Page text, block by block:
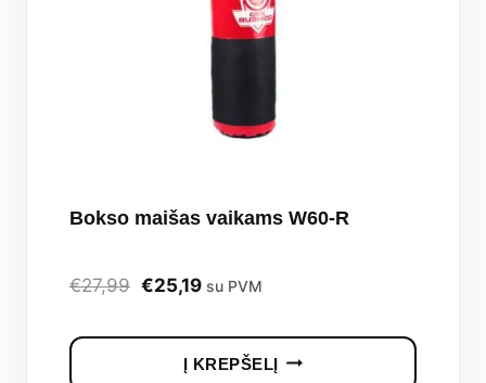
Bokso maišas vaikams W60-R
€27,99 Original
€25,19Current
is:
su PVM
Į KREPŠELĮ